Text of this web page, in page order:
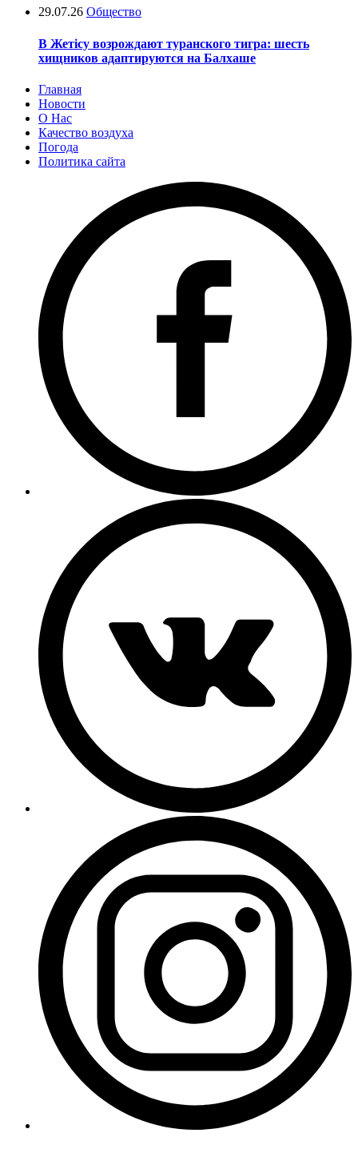
29.07.26 Общество
В Жетісу возрождают туранского тигра: шесть
хищников адаптируются на Балхаше
Главная
Новости
О Нас
Качество воздуха
Погода
Политика сайта